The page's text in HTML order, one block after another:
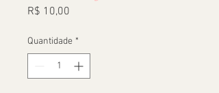
R$ 10,00
Quantidade *